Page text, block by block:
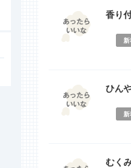
香り
新
ひん
新
むく